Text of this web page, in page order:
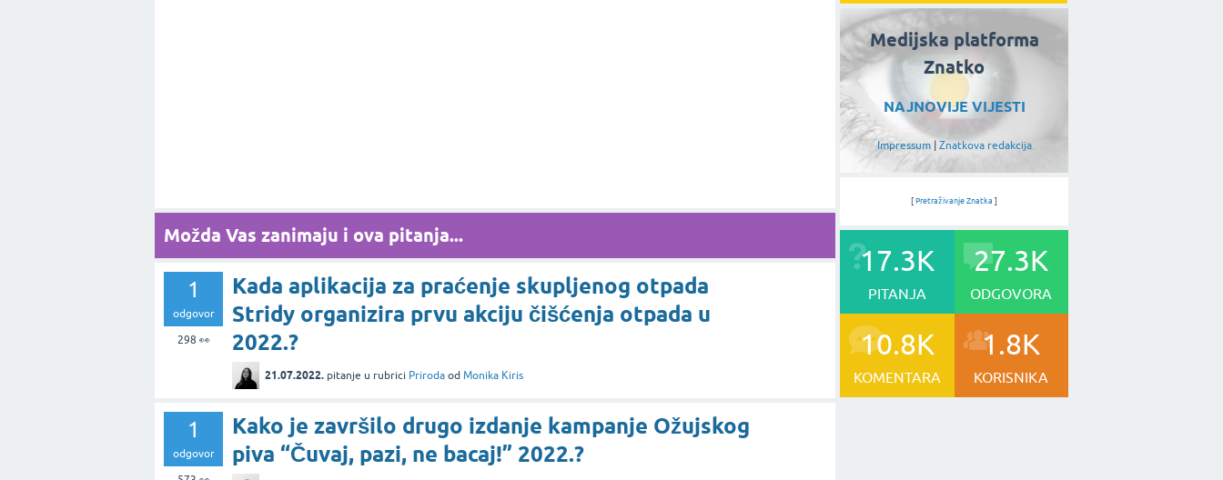
Možda Vas zanimaju i ova pitanja...
1
odgovor
298 👀
Kada aplikacija za praćenje skupljenog otpada
Stridy organizira prvu akciju čišćenja otpada u
2022.?
21.07.2022. pitanje u rubrici Priroda od Monika Kiris
1
odgovor
Kako je završilo drugo izdanje kampanje Ožujskog
piva “Čuvaj, pazi, ne bacaj!” 2022.?
Medijska platforma
Znatko
NAJNOVIJE VIJESTI
Impressum| Znatkova redakcija
[ Pretraživanje Znatka ]
17.3K
PITANJA
27.3K
ODGOVORA
10.8K
KOMENTARA
1.8K
KORISNIKA